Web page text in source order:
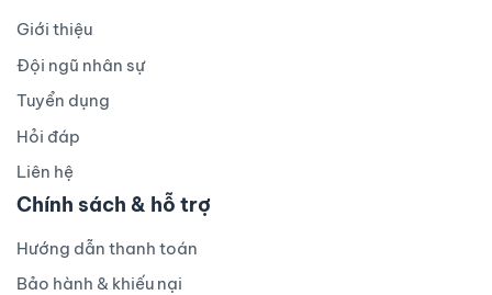
Giới thiệu
Đội ngũ nhân sự
Tuyển dụng
Hỏi đáp
Liên hệ
Chính sách & hỗ trợ
Hướng dẫn thanh toán
Bảo hành & khiếu nại